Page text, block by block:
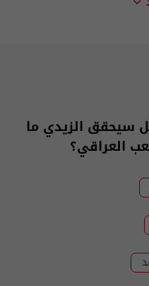
سيحقق الزيدي ما
العراقي؟